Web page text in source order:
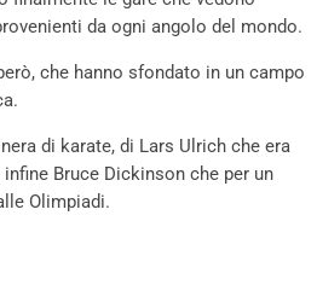
da ogni angolo del mondo.
che hanno sfondato in un campo
di karate, di Lars Ulrich che era
Bruce Dickinson che per un
Olimpiadi.